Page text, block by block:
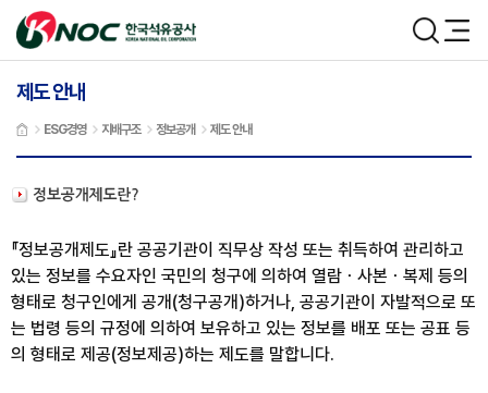
본문 바로가기
한국석유공사 검색 메뉴
제도 안내
ESG경영 지배구조 정보공개 제도 안내
『정보공개제도』란 공공기관이 직무상 작성 또는 취득하여 관리하고
있는 정보를 수요자인 국민의 청구에 의하여 열람ㆍ사본ㆍ복제 등의
형태로 청구인에게 공개(청구공개)하거나, 공공기관이 자발적으로 또
는 법령 등의 규정에 의하여 보유하고 있는 정보를 배포 또는 공표 등
의 형태로 제공(정보제공)하는 제도를 말합니다.